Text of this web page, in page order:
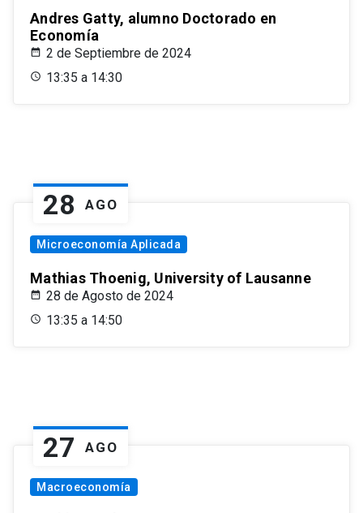
Andres Gatty, alumno Doctorado en
Economía
2 de Septiembre de 2024
13:35 a 14:30
28 AGO
Microeconomía Aplicada
Mathias Thoenig, University of Lausanne
28 de Agosto de 2024
13:35 a 14:50
27 AGO
Macroeconomía